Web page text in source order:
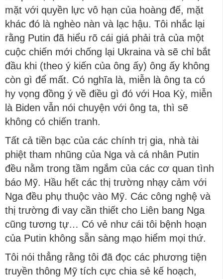
mặt với quyền lực vô hạn của hoàng đế, mặt
khác đó là nghèo nàn và lạc hậu. Tôi nhắc lại
rằng Putin đã hiểu rõ cái giá phải trả của một
cuộc chiến mới chống lại Ukraina và sẽ chỉ bắt
đầu khi (theo ý kiến ​​của ông ấy) ông ấy không
còn gì để mất. Có nghĩa là, miễn là ông ta có
hy vọng đồng ý về điều gì đó với Hoa Kỳ, miễn
là Biden vẫn nói chuyện với ông ta, thì sẽ
không có chiến tranh.
Tất cả tiền bạc của các chính trị gia, nhà tài
phiệt tham nhũng của Nga và cá nhân Putin
đều nằm trong tầm ngắm của các cơ quan tình
báo Mỹ. Hầu hết các thị trường nhạy cảm với
Nga đều phụ thuộc vào Mỹ. Các công nghệ và
thị trường đi vay cần thiết cho Liên bang Nga
cũng tương tự… Có vẻ như cái tôi bệnh hoạn
của Putin không sẵn sàng mạo hiểm mọi thứ.
Tôi nói thẳng rằng tôi đã đọc các phương tiện
truyền thông Mỹ tích cực chia sẻ kế hoạch,